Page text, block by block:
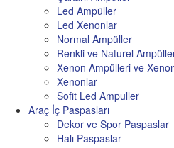
Led Ampüller
Led Xenonlar
Normal Ampüller
Renkli ve Naturel
Xenon Ampülleri ve
Xenonlar
Sofit Led Ampuller
Araç İç Paspasları
Dekor ve Spor Paspaslar
Halı Paspaslar